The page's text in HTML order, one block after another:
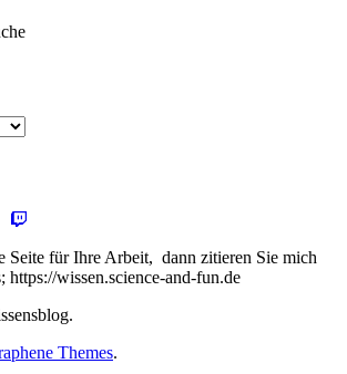
Profil
Steffen
Thomas
auf
Google+
anzeigen
steto123
auf
Twitch
anzeigen
Seite für Ihre Arbeit, dann zitieren Sie mich
https://wissen.science-and-fun.de
Themes.